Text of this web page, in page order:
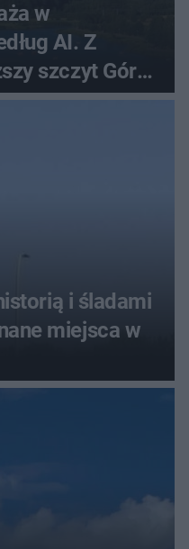
w
AI. Z
szczyt Gór
i śladami
miejsca w